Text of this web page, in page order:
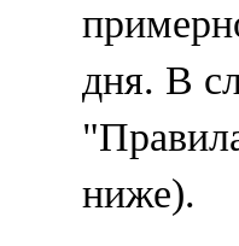
дня. В
ниже).